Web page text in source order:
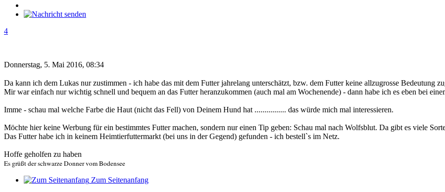
4
Donnerstag, 5. Mai 2016, 08:34
Da kann ich dem Lukas nur zustimmen - ich habe das mit dem Futter jahrelang unterschätzt, bzw. dem Futter keine allzugrosse Bedeutung
Mir war einfach nur wichtig schnell und bequem an das Futter heranzukommen (auch mal am Wochenende) - dann habe ich es eben bei
Imme - schau mal welche Farbe die Haut (nicht das Fell) von Deinem Hund hat ................ das würde mich mal interessieren.
Möchte hier keine Werbung für ein bestimmtes Futter machen, sondern nur einen Tip geben: Schau mal nach Wolfsblut. Da gibt es viele
Das Futter habe ich in keinem Heimtierfuttermarkt (bei uns in der Gegend) gefunden - ich bestell`s im Netz.
Hoffe geholfen zu haben
Es grüßt der schwarze Donner vom Bodensee
Zum Seitenanfang